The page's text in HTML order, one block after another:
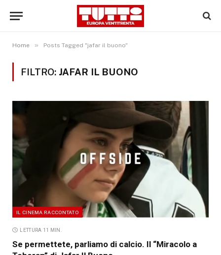
Home » Posts Tagged "jafar il buono"
FILTRO: JAFAR IL BUONO
IL CINEMA RACCONTATO
LETTURA 11 MIN.
Se permettete, parliamo di calcio. Il “Miracolo a